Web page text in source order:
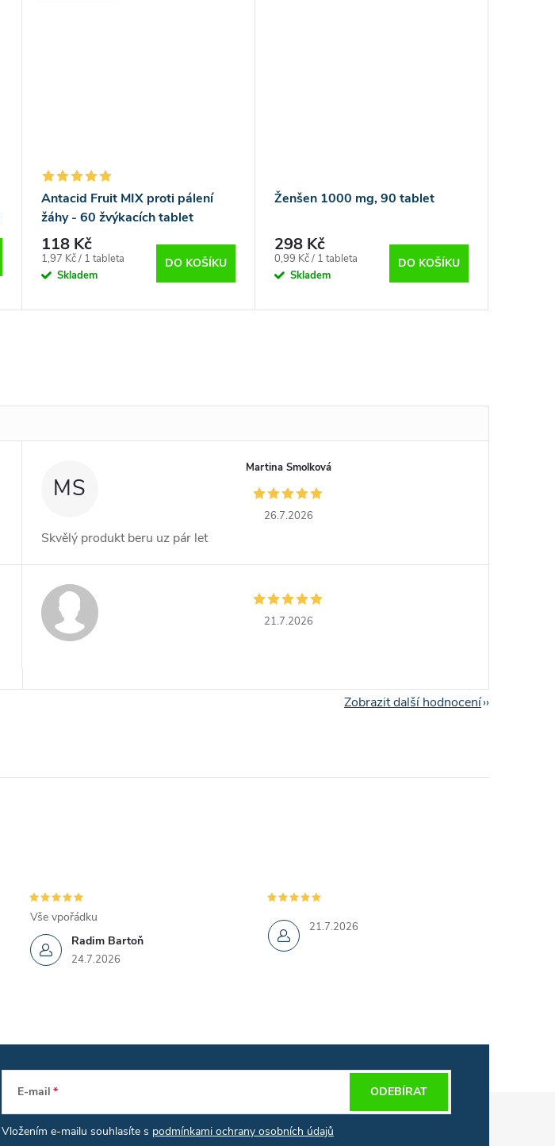
Antacid Fruit MIX proti pálení
žáhy - 60 žvýkacích tablet
118 Kč
Měrná
cena:
1,97 Kč / 1 tableta
Skladem
DO KOŠÍKU
Ženšen 1000 mg, 90 tablet
298 Kč
Měrná
cena:
0,99 Kč / 1 tableta
Skladem
DO KOŠÍKU
MS
Martina Smolková
26.7.2026
Skvělý produkt beru uz pár let
21.7.2026
Zobrazit další hodnocení
Radim Bartoň
24.7.2026
Vše vpořádku
21.7.2026
E-mail
Vložením e-mailu souhlasíte s podmínkami ochrany osobních údajů
ODEBÍRAT